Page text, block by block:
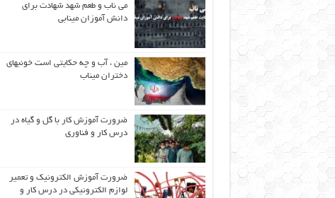
می ناب و طعم شهد شهادت برای
دانش آموزان مینابی
مین ، آب و چه حکایتی است خونبهای
دختران میناب
ضرورت آموزش کار با گل و گیاه در
درس کار و فناوری
ضرورت آموزش الکترونیک و تعمیر
لوازم الکترونیکی در درس کار و